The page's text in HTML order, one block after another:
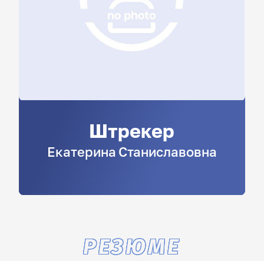
Штрекер
Екатерина Станиславовна
РЕЗЮМЕ